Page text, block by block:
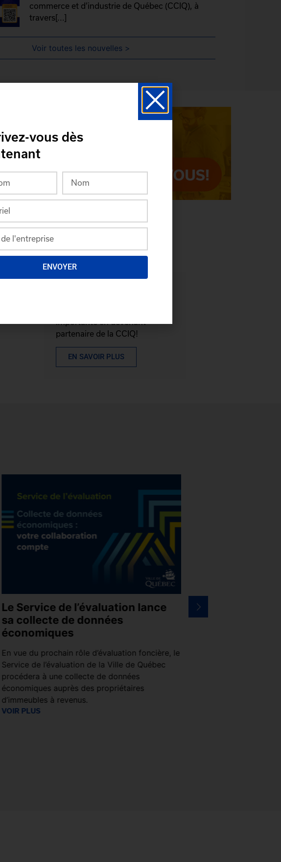
commerce et d’industrie de Québec (CCIQ), à
travers[...]
Voir toutes les nouvelles >
importante en devenant
partenaire de la CCIQ!
EN SAVOIR PLUS
Le Service de l’évaluation lance
sa collecte de données
économiques
En vue du prochain rôle d’évaluation foncière, le
Service de l’évaluation de la Ville de Québec
procédera à une collecte de données
économiques auprès des propriétaires
d’immeubles à revenus.
VOIR PLUS
Faire affaire
vous dès
ENVOYER